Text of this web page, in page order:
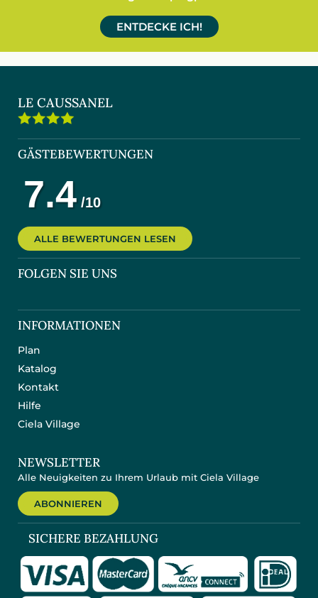
ENTDECKE ICH!
LE CAUSSANEL
GÄSTEBEWERTUNGEN
ALLE BEWERTUNGEN LESEN
FOLGEN SIE UNS
INFORMATIONEN
Plan
Katalog
Kontakt
Hilfe
Ciela Village
NEWSLETTER
Alle Neuigkeiten zu Ihrem Urlaub mit Ciela Village
ABONNIEREN
SICHERE BEZAHLUNG